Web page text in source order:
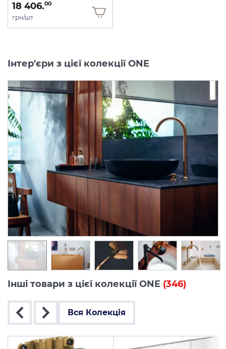
18 406.00
грн/шт
Інтер'єри з цієї колекції ONE
Інші товари з цієї колекції ONE (346)
Вся Колекція